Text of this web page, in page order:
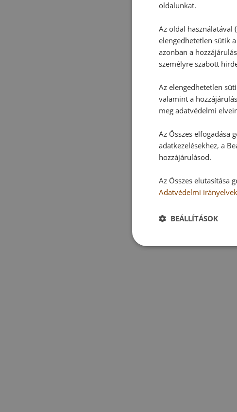
oldalunkat.
Az oldal használatával
elengedhetetlen sütik
azonban a
személyre szabott
Az elengedhetetlen
valamint a
meg adatvédelmi
Az Összes elfogadása
adatkezelésekhez, a
hozzájárulásod.
Az Összes elutasítása
Adatvédelmi irányelvek
BEÁLLÍTÁSOK